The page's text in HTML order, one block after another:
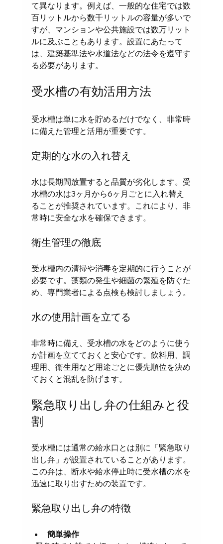
て異なります。例えば、一般的な住宅では数
百リットルから数千リットルの容量が多いで
すが、マンションや公共施設では数万リット
ルに及ぶこともあります。設置にあたって
は、建築基準法や水道法などの法令を遵守す
る必要があります。
受水槽の有効活用方法
受水槽は単に水を貯めるだけでなく、非常時
に備えた管理と活用が重要です。
定期的な水の入れ替え
水は長期間放置すると品質が劣化します。受
水槽の水は3ヶ月から6ヶ月ごとに入れ替え
ることが推奨されています。これにより、非
常時に安全な水を確保できます。
衛生管理の徹底
受水槽内の清掃や消毒を定期的に行うことが
必要です。藻類の発生や細菌の繁殖を防ぐた
め、専門業者による点検も検討しましょう。
水の使用計画を立てる
非常時に備え、受水槽の水をどのように使う
か計画を立てておくと安心です。飲料用、調
理用、衛生用など用途ごとに優先順位を決め
ておくと混乱を防げます。
緊急取り出し弁の仕組みと役
割
受水槽には通常の給水口とは別に「緊急取り
出し弁」が設置されていることがあります。
この弁は、断水や給水停止時に受水槽の水を
迅速に取り出すための装置です。
緊急取り出し弁の特徴
簡単操作